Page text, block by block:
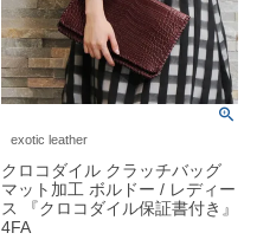
exotic leather
クロコダイル クラッチバッグ
マット加工 ボルドー / レディー
ス 『クロコダイル保証書付き』
4FA